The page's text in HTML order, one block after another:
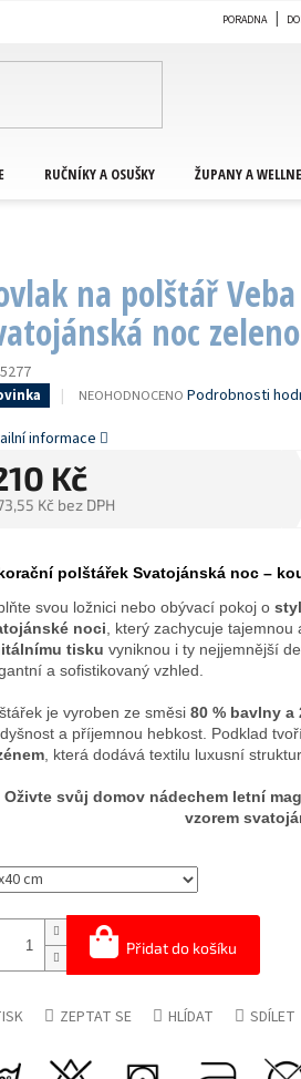
PORADNA
RUČNÍKY A OSUŠKY ŽUPANY A
na polštář Veba
noc
PRŮMĚRNÉ
PRODUKTU
JE
0,0
Z
5
NEOHODNOCENO Podrobnosti
Kč
Kč bez DPH
Přidat do košíku
polštářek Svatojánská noc –
svou ložnici nebo obývací pokoj o
noci, který zachycuje
tisku vyniknou i ty nejjemnější
a sofistikovaný vzhled.
je vyroben ze směsi 80 % bavlny a
a příjemnou hebkost. Podklad
, která dodává textilu luxusní
Oživte svůj domov nádechem letní
vzorem
informace
ZEPTAT SE HLÍDAT SDÍLET